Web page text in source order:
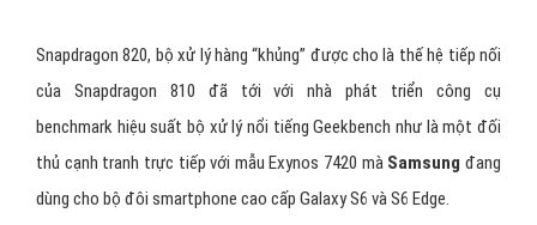
Snapdragon 820, bộ xử lý hàng “khủng” được cho là thế hệ tiếp nối
của Snapdragon 810 đã tới với nhà phát triển công cụ
benchmark hiệu suất bộ xử lý nổi tiếng Geekbench như là một đối
thủ cạnh tranh trực tiếp với mẫu Exynos 7420 mà Samsung đang
dùng cho bộ đôi smartphone cao cấp Galaxy S6 và S6 Edge.